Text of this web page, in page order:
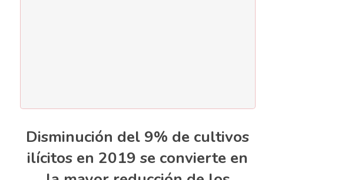
Disminución del 9% de cultivos
ilícitos en 2019 se convierte en